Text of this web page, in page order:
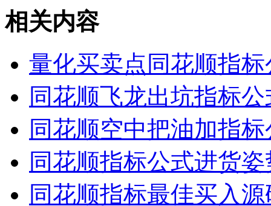
相关内容
量化买卖点同花顺指
同花顺飞龙出坑指标
同花顺空中把油加指
同花顺指标公式进货
同花顺指标最佳买入